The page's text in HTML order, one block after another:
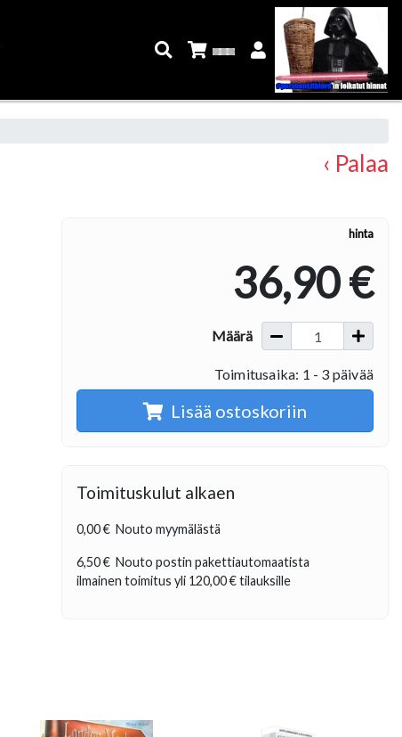
‹ Palaa
hinta
36,90 €
Määrä
Toimitusaika: 1 - 3 päivää
Lisää ostoskoriin
Toimituskulut alkaen
0,00 € Nouto myymälästä
6,50 € Nouto postin pakettiautomaatista
ilmainen toimitus yli 120,00 €tilauksille